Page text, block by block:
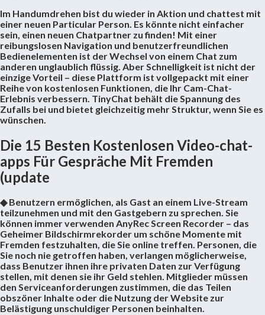
Im Handumdrehen bist du wieder in Aktion und chattest mit
einer neuen Particular Person. Es könnte nicht einfacher
sein, einen neuen Chatpartner zu finden! Mit einer
reibungslosen Navigation und benutzerfreundlichen
Bedienelementen ist der Wechsel von einem Chat zum
anderen unglaublich flüssig. Aber Schnelligkeit ist nicht der
einzige Vorteil – diese Plattform ist vollgepackt mit einer
Reihe von kostenlosen Funktionen, die Ihr Cam-Chat-
Erlebnis verbessern. TinyChat behält die Spannung des
Zufalls bei und bietet gleichzeitig mehr Struktur, wenn Sie es
wünschen.
Die 15 Besten Kostenlosen Video-chat-
apps Für Gespräche Mit Fremden
(update
◆ Benutzern ermöglichen, als Gast an einem Live-Stream
teilzunehmen und mit den Gastgebern zu sprechen. Sie
können immer verwenden AnyRec Screen Recorder – das
Geheimer Bildschirmrekorder um schöne Momente mit
Fremden festzuhalten, die Sie online treffen. Personen, die
Sie noch nie getroffen haben, verlangen möglicherweise,
dass Benutzer ihnen ihre privaten Daten zur Verfügung
stellen, mit denen sie ihr Geld stehlen. Mitglieder müssen
den Serviceanforderungen zustimmen, die das Teilen
obszöner Inhalte oder die Nutzung der Website zur
Belästigung unschuldiger Personen beinhalten.